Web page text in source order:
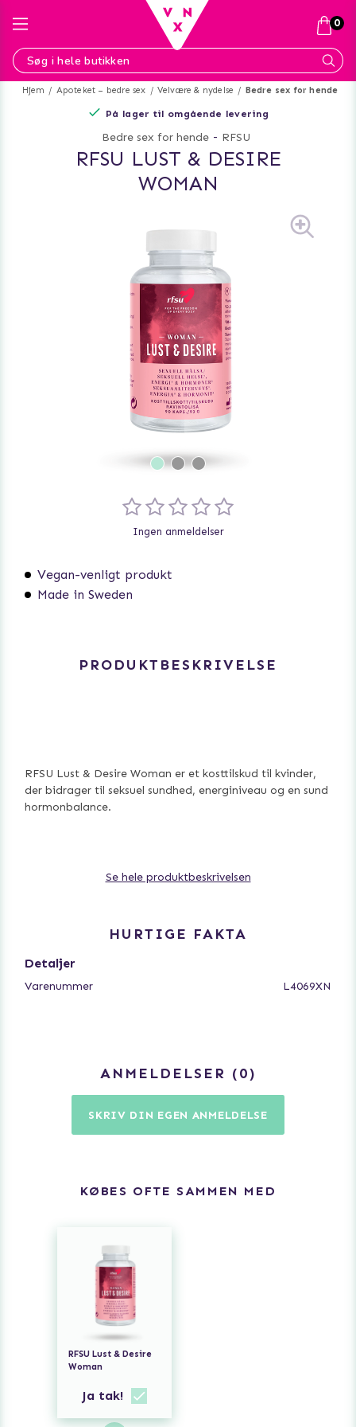
Hjem Apoteket – bedre sex Velvære & nydelse Bedre sex for hende
På lager til omgående levering
Bedre sex for hende - RFSU
RFSU LUST & DESIRE
WOMAN
Vegan-venligt produkt
Made in Sweden
Ingen anmeldelser
PRODUKTBESKRIVELSE
RFSU Lust & Desire Woman er et kosttilskud til kvinder,
der bidrager til seksuel sundhed, energiniveau og en sund
hormonbalance.
fysiske behov, sundhed og velbefindende. Lust & Desire
hormonbalance.
RFSU Lust & Desire Woman indeholder ginseng og
Kvinder i fertil alder, der oplever træthed eller mangel på
energi og som følge heraf nedsat sexlyst
Vegansk, indeholder ingen animalske ingredienser
Fremstillet i Sverige
uden, at effekten påvirkes. Indtages helst sammen med
Se hele produktbeskrivelsen
HURTIGE FAKTA
Detaljer
Varenummer L4069XN
ANMELDELSER 0
SKRIV DIN EGEN ANMELDELSE
KØBES OFTE SAMMEN MED
RFSU Lust & Desire
Woman
Ja tak!
0